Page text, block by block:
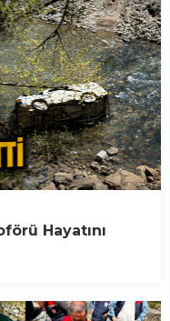
Hayatını